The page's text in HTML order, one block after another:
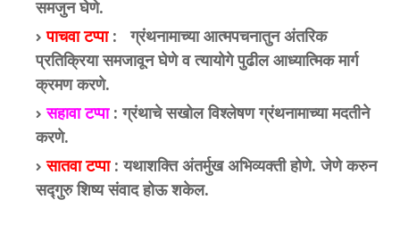
समजुन घेणे.
पाचवा टप्पा: ग्रंथनामाच्या आत्मपचनातुन अंतरिक
प्रतिक्रिया समजावून घेणे व त्यायोगे पुढील आध्यात्मिक मार्ग
क्रमण करणे.
सहावा टप्पा : ग्रंथाचे सखोल विश्लेषण ग्रंथनामाच्या मदतीने
करणे.
सातवा टप्पा: यथाशक्ति अंतर्मुख अभिव्यक्ती होणे. जेणे करुन
सद्गुरु शिष्य संवाद होऊ शकेल.